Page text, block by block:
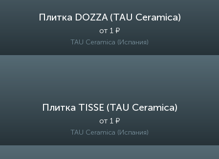
Плитка DOZZA (TAU Ceramica)
от 1 ₽
TAU Ceramica (Испания)
Плитка TISSE (TAU Ceramica)
от 1 ₽
TAU Ceramica (Испания)